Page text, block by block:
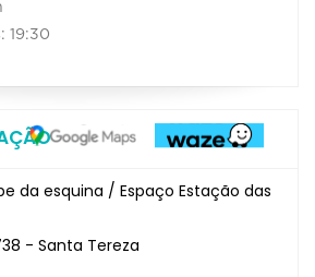
19:30
da esquina / Espaço Estação das
- Santa Tereza